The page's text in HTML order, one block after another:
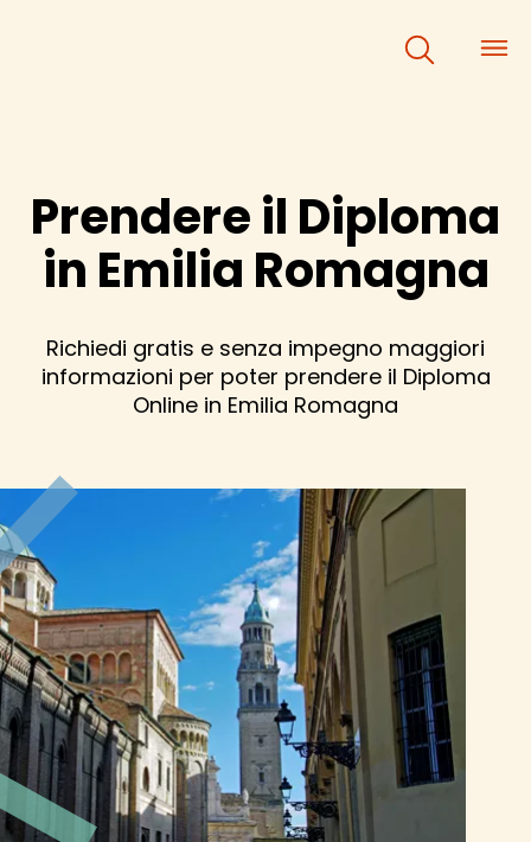
×
×
Prendere il Diploma
in Emilia Romagna
Richiedi gratis e senza impegno maggiori
informazioni per poter prendere il Diploma
Online in Emilia Romagna